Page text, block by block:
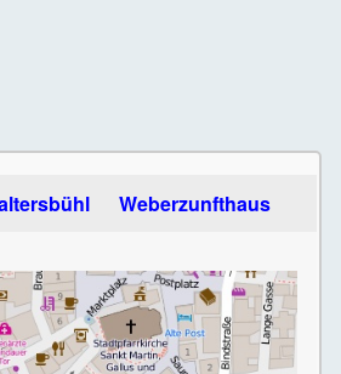
navigate between tabsWeberzunfthaus